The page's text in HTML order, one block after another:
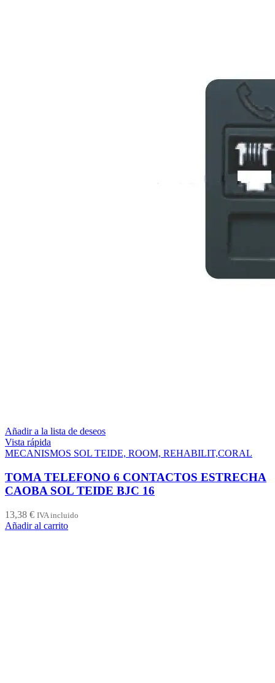
Añadir a la lista de deseos
Vista rápida
MECANISMOS SOL TEIDE, ROOM, REHABILIT,CORAL
TOMA TELEFONO 6 CONTACTOS ESTRECHA
CAOBA SOL TEIDE BJC 16
13,38 € IVA incluido
Añadir al carrito